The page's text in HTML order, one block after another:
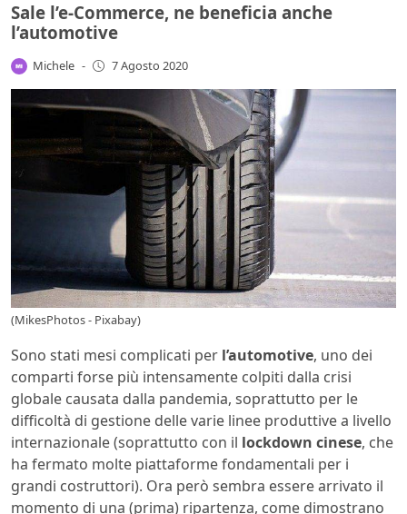
Sale l’e-Commerce, ne beneficia anche
l’automotive
Michele - 7 Agosto 2020
(MikesPhotos - Pixabay)
Sono stati mesi complicati per l’automotive, uno dei
comparti forse più intensamente colpiti dalla crisi
globale causata dalla pandemia, soprattutto per le
difficoltà di gestione delle varie linee produttive a livello
internazionale (soprattutto con il lockdown cinese, che
ha fermato molte piattaforme fondamentali per i
grandi costruttori). Ora però sembra essere arrivato il
momento di una (prima) ripartenza, come dimostrano